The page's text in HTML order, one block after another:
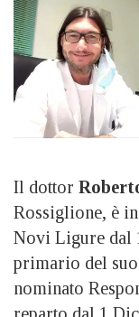
Il dottor
Rossiglione, è
Novi Ligure dal
primario del
nominato